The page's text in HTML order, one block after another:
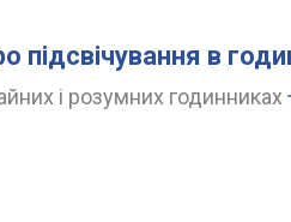
підсвічування в
і розумних годинниках